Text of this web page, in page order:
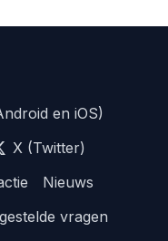
en iOS)
X (Twitter)
Nieuws
vragen